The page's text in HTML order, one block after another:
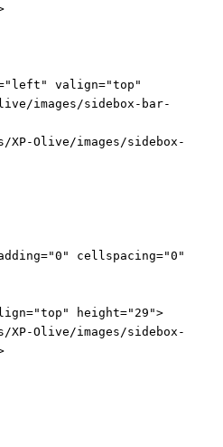
valign="top"
images/sidebox-bar-
Olive/images/sidebox-
cellspacing="0"
height="29">
Olive/images/sidebox-